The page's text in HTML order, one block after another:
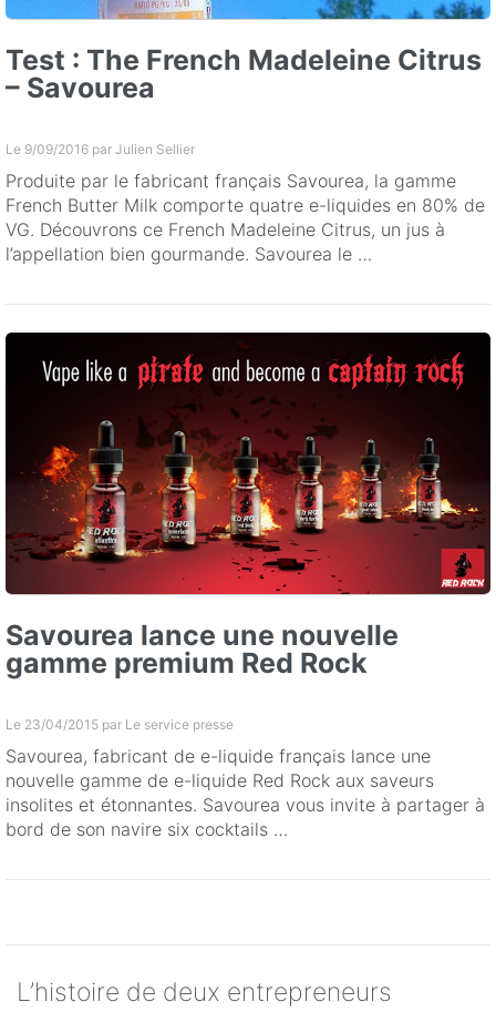
Test : The French Madeleine Citrus
– Savourea
Le 9/09/2016 par Julien Sellier
Produite par le fabricant français Savourea, la gamme
French Butter Milk comporte quatre e-liquides en 80% de
VG. Découvrons ce French Madeleine Citrus, un jus à
l’appellation bien gourmande. Savourea le …
Savourea lance une nouvelle
gamme premium Red Rock
Le 23/04/2015 par Le service presse
Savourea, fabricant de e-liquide français lance une
nouvelle gamme de e-liquide Red Rock aux saveurs
insolites et étonnantes. Savourea vous invite à partager à
bord de son navire six cocktails …
L’histoire de deux entrepreneurs